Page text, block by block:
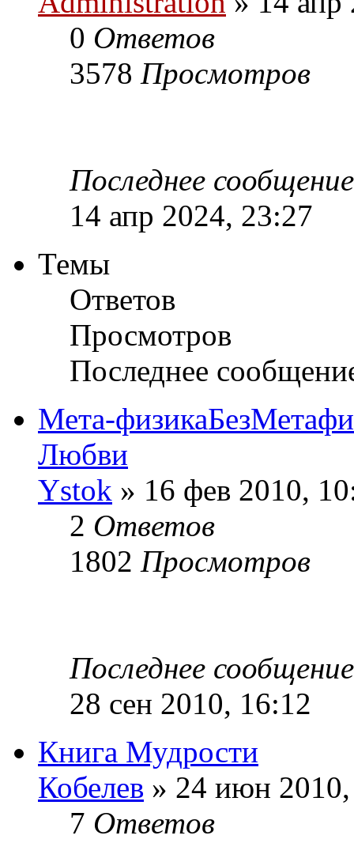
0 Ответов
3578 Просмотров
Последнее
14 апр 2024, 23:27
Темы
Ответов
Просмотров
Последнее
Мета-
Любви
Ystok » 16 фев 2010,
2 Ответов
1802 Просмотров
Последнее
28 сен 2010, 16:12
Книга Мудрости
Кобелев » 24 июн
7 Ответов